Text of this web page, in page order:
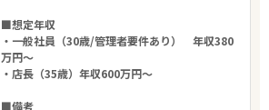
■想定年収
・一般社員（30歳/管理者要件あり） 年収380
万円～
・店長（35歳）年収600万円～
■備考